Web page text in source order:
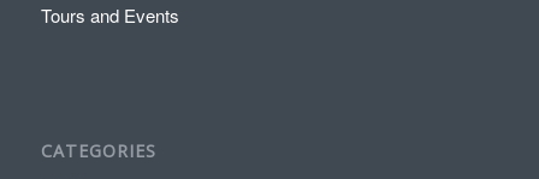
Tours and Events
CATEGORIES